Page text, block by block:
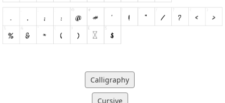
Calligraphy
Cursive